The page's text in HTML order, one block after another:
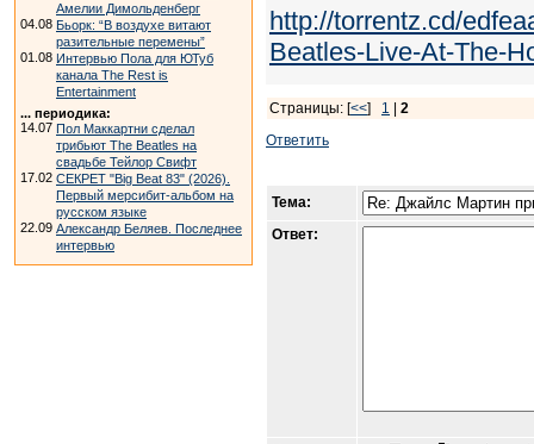
Амелии Димольденберг
04.08 Бьорк: “В воздухе витают
разительные перемены”
01.08 Интервью Пола для ЮТуб
канала The Rest is
Entertainment
... периодика:
14.07 Пол Маккартни сделал
трибьют The Beatles на
свадьбе Тейлор Свифт
17.02 СЕКРЕТ "Big Beat 83" (2026).
Первый мерсибит-альбом на
русском языке
22.09 Александр Беляев. Последнее
интервью
http://torrentz.cd/
Beatles-Live-At-The-
Страницы: [<<] 1
2
Ответить
Тема:
Ответ: